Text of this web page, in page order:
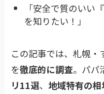
「安全で質のいい
を知りたい！」
この記事では、札幌
を徹底的に調査。パパ
リ11選、地域特有の相